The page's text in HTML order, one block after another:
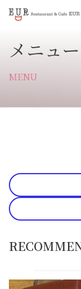
ン
テ
ン
メニュー
MENU